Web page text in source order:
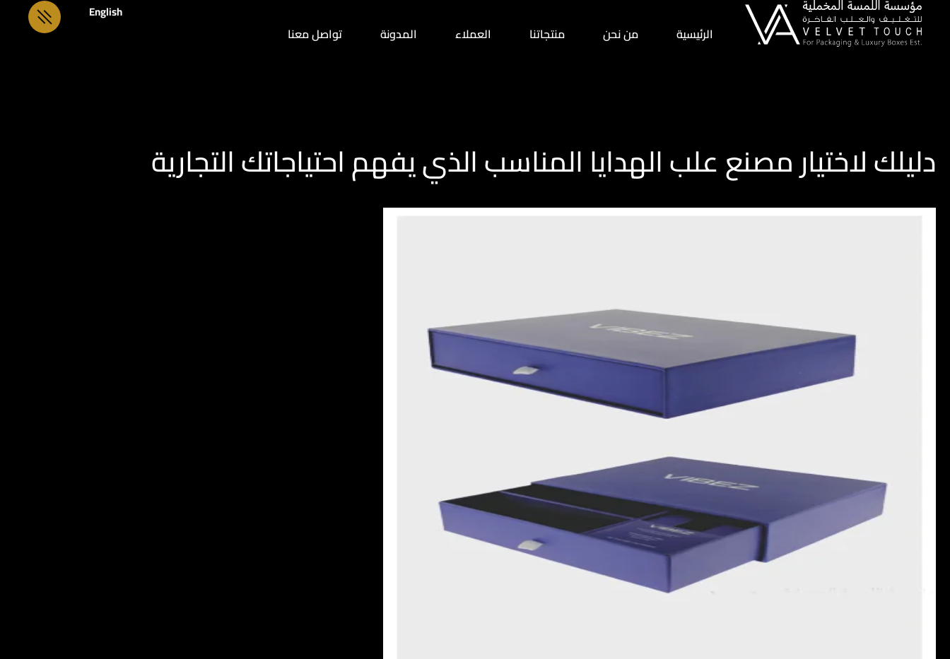
الرئيسية من نحن منتجاتنا العملاء المدونة تواصل معنا
English
دليلك لاختيار مصنع علب الهدايا المناسب الذي يفهم احتياجاتك التجارية